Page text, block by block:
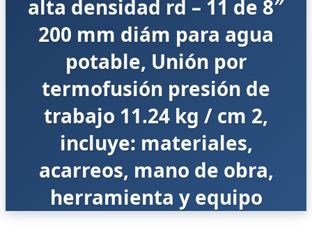
alta densidad rd – 11 de 8″
200 mm diám para agua
potable, Unión por
termofusión presión de
trabajo 11.24 kg / cm 2,
incluye: materiales,
acarreos, mano de obra,
herramienta y equipo